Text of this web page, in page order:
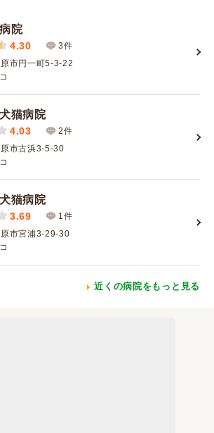
院
4.30
3件
市円一町5-3-22
猫病院
4.03
2件
市古浜3-5-30
猫病院
3.69
1件
市宮浦3-29-30
近くの病院をもっと見る